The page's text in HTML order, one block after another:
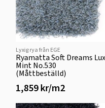
Lyxig rya från EGE
Ryamatta Soft Dreams Lux
Mint No.530
(Måttbeställd)
1,859 kr/m2